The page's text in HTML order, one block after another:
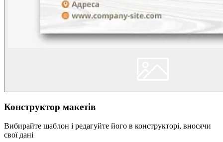
Конструктор макетів
Вибирайте шаблон і редагуйте його в конструкторі, вносячи
свої дані